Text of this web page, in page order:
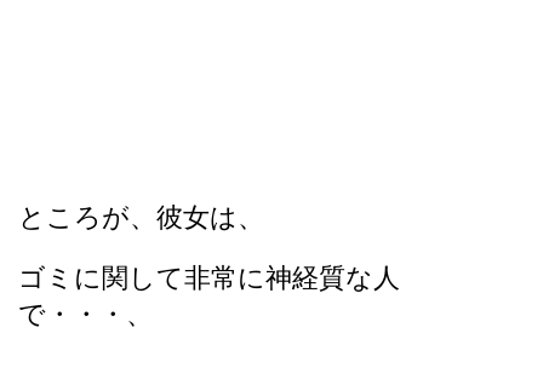
ところが、彼女は、
ゴミに関して非常に神経質な人
で・・・、